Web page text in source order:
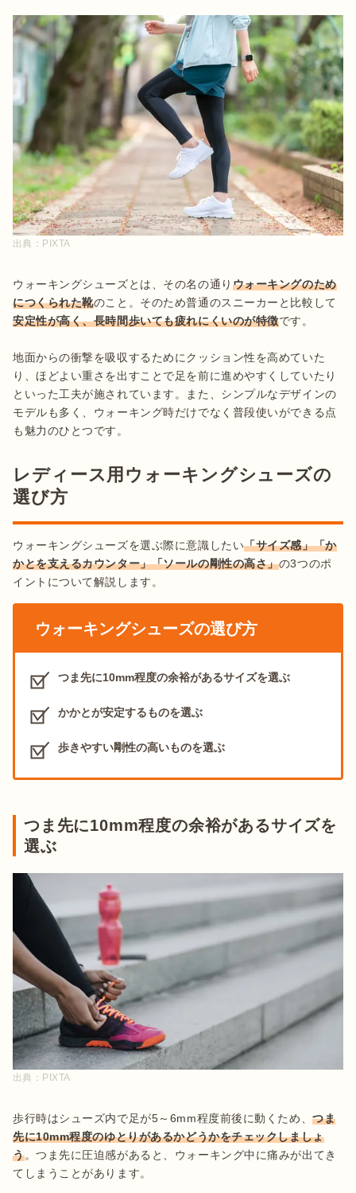
出典： PIXTA
ウォーキングシューズとは、その名の通り ウォーキングのため
につくられた靴のこと。そのため普通のスニーカーと比較して
安定性が高く、長時間歩いても疲れにくいのが特徴です。
地面からの衝撃を吸収するためにクッション性を高めていた
り、ほどよい重さを出すことで足を前に進めやすくしていたり
といった工夫が施されています。また、シンプルなデザインの
モデルも多く、ウォーキング時だけでなく普段使いができる点
も魅力のひとつです。
レディース用ウォーキングシューズの
選び方
ウォーキングシューズを選ぶ際に意識したい「サイズ感」「か
かとを支えるカウンター」「ソールの剛性の高さ」の3つのポ
イントについて解説します。
ウォーキングシューズの選び方
つま先に10mm程度の余裕があるサイズを選ぶ
かかとが安定するものを選ぶ
歩きやすい剛性の高いものを選ぶ
つま先に10mm程度の余裕があるサイズを
選ぶ
出典： PIXTA
歩行時はシューズ内で足が5～6mm程度前後に動くため、つま
先に10mm程度のゆとりがあるかどうかをチェックしましょ
う。つま先に圧迫感があると、ウォーキング中に痛みが出てき
てしまうことがあります。